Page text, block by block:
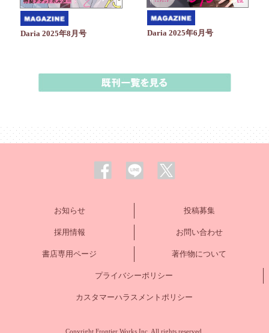
Daria 2025年8月号 Daria 2025年6月号
お知らせ 投稿募集
採用情報 お問い合わせ
書店専用ページ 著作物について
プライバシーポリシー
カスタマーハラスメントポリシー
Copyright Frontier Works Inc. All rights reserved.